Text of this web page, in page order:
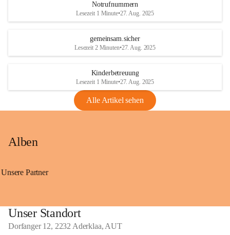
Notrufnummern
Lesezeit 1 Minute•27. Aug. 2025
gemeinsam.sicher
Lesezeit 2 Minuten•27. Aug. 2025
Kinderbetreuung
Lesezeit 1 Minute•27. Aug. 2025
Alle Artikel sehen
Alben
Unsere Partner
Unser Standort
Dorfanger 12, 2232 Aderklaa, AUT